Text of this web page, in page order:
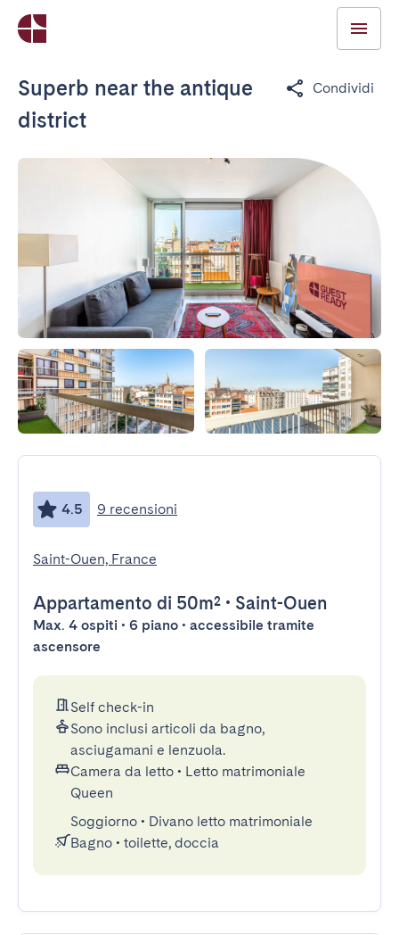
Superb near the antique
district
Condividi
4.5 9 recensioni
Saint-Ouen, France
Appartamento di 50m² • Saint-Ouen
Max. 4 ospiti • 6 piano • accessibile tramite
ascensore
Self check-in
Sono inclusi articoli da bagno,
asciugamani e lenzuola.
Camera da letto • Letto matrimoniale
Queen
Soggiorno • Divano letto matrimoniale
Bagno • toilette, doccia